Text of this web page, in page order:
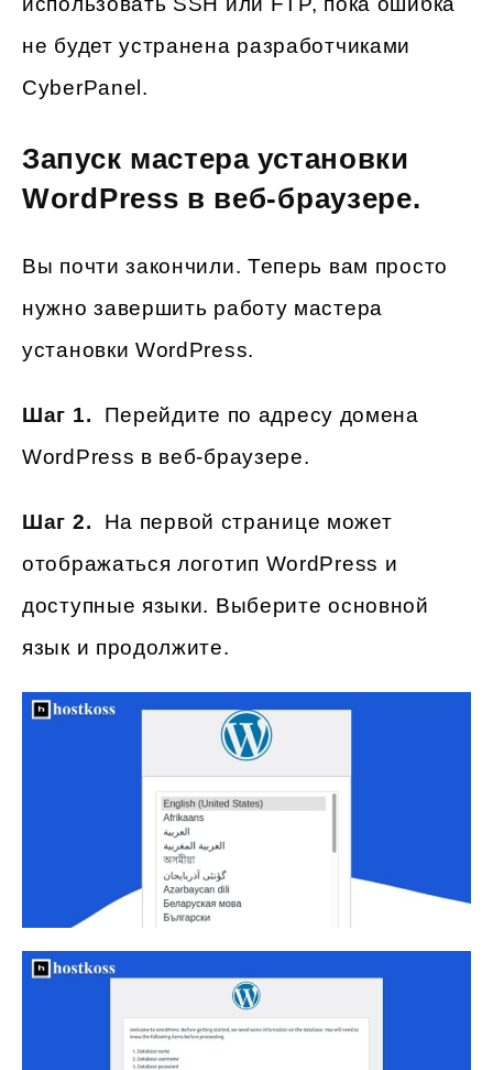
не будет устранена разработчиками
CyberPanel.
Запуск мастера установки
WordPress в веб-браузере.
Вы почти закончили. Теперь вам просто
нужно завершить работу мастера
установки WordPress.
Шаг 1. Перейдите по адресу домена
WordPress в веб-браузере.
Шаг 2. На первой странице может
отображаться логотип WordPress и
доступные языки. Выберите основной
язык и продолжите.